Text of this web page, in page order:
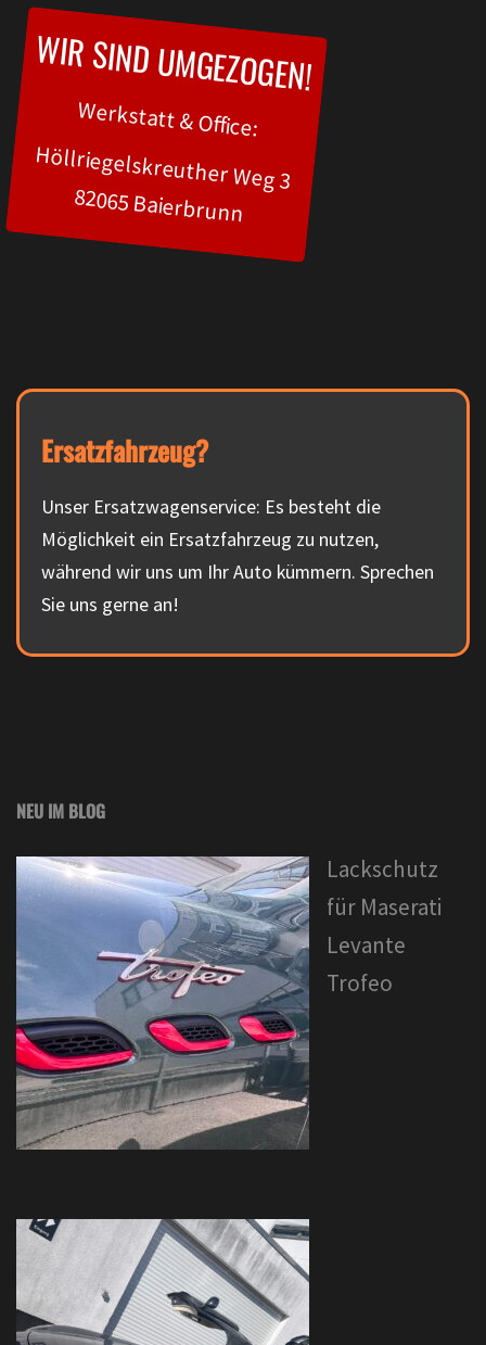
WIR SIND UMGEZOGEN!
Werkstatt & Office:
Höllriegelskreuther Weg 3
82065 Baierbrunn
Ersatzfahrzeug?
Unser Ersatzwagenservice: Es besteht die
Möglichkeit ein Ersatzfahrzeug zu nutzen,
während wir uns um Ihr Auto kümmern. Sprechen
Sie uns gerne an!
NEU IM BLOG
Lackschutz
für Maserati
Levante
Trofeo